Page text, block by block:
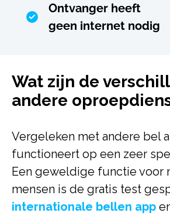
Ontvanger heeft
geen internet nodig
Wat zijn de
andere
Vergeleken met andere bel
functioneert op een zeer
Een geweldige functie voor
mensen is de gratis test
internationale bellen app